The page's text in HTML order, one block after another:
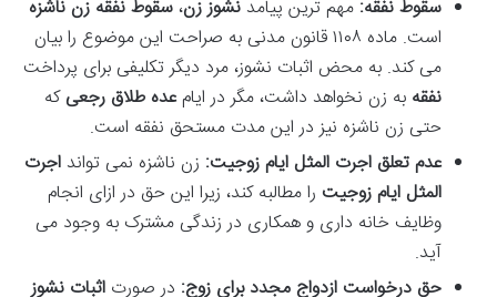
سقوط نفقه: مهم ترین پیامدنشوز زن، سقوط نفقه زن ناشزه
است. ماده ۱۱۰۸ قانون مدنی به صراحت این موضوع را بیان
می کند. به محض اثبات نشوز، مرد دیگر تکلیفی برای پرداخت
نفقه به زن نخواهد داشت، مگر در ایامعده طلاق رجعیکه
حتی زن ناشزه نیز در این مدت مستحق نفقه است.
عدم تعلق اجرت المثل ایام زوجیت: زن ناشزه نمی توانداجرت
المثل ایام زوجیت را مطالبه کند، زیرا این حق در ازای انجام
وظایف خانه داری و همکاری در زندگی مشترک به وجود می
آید.
حق درخواست ازدواج مجدد برای زوج: در صورت اثبات نشوز